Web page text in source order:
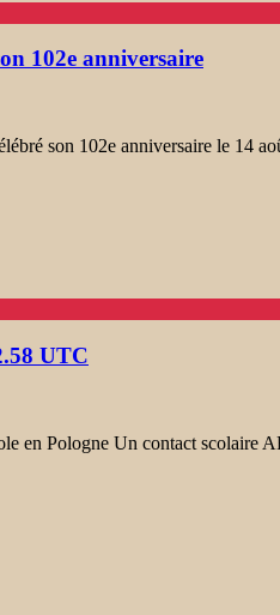
102e anniversaire
son 102e anniversaire le 14
UTC
en Pologne Un contact